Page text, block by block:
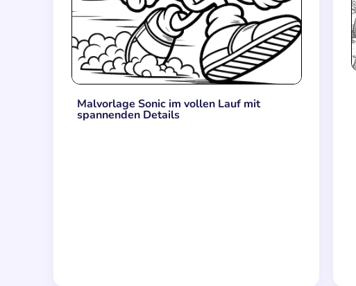
Malvorlage Sonic im vollen Lauf mit
spannenden Details